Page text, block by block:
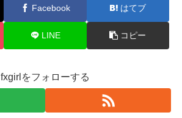
Facebook はてブ
LINE コピー
fxgirlをフォローする